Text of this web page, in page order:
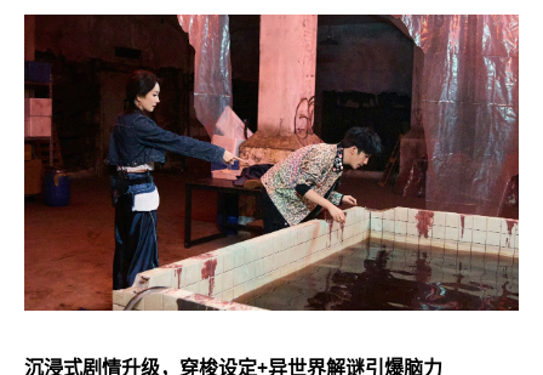
沉浸式剧情升级，穿梭设定+异世界解谜引爆脑力